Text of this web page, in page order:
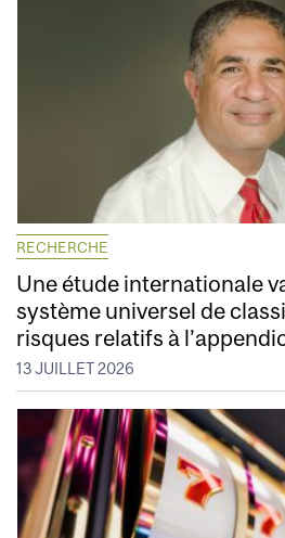
RECHERCHE
Une étude internationale
système universel de
risques relatifs à
13 JUILLET 2026